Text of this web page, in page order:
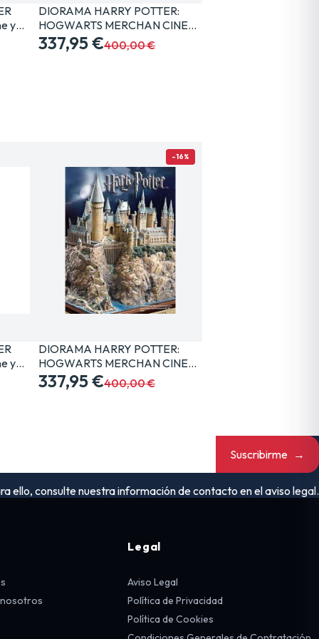
y…
DIORAMA HARRY POTTER:
HOGWARTS MERCHAN CINE…
337,95 €400,00 €
y…
-16%
DIORAMA HARRY POTTER:
HOGWARTS MERCHAN CINE…
337,95 €400,00 €
Suscribirme →
ello, consulte nuestra información de contacto en el aviso legal.
Legal
Aviso Legal
Política de Privacidad
Política de Cookies